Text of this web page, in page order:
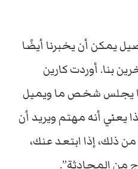
يمكن أن يخبرنا أيضًا
بنا. أوردت كارين
يجلس شخص ما ويميل
يعني أنه مهتم ويريد أن
ذلك، إذا ابتعد عنك،
من المحادثة”.